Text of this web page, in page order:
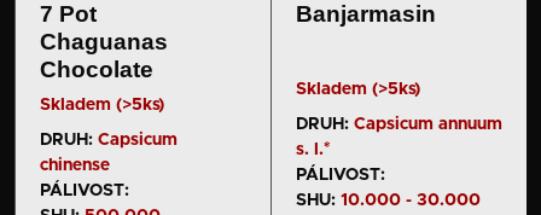
7 Pot
Chaguanas
Chocolate
Skladem (>5ks)
DRUH: Capsicum
chinense
PÁLIVOST:
Banjarmasin
Skladem (>5ks)
DRUH: Capsicum annuum
s. l.*
PÁLIVOST:
SHU: 10.000 - 30.000